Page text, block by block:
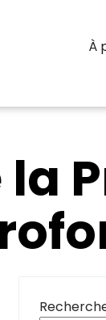
À